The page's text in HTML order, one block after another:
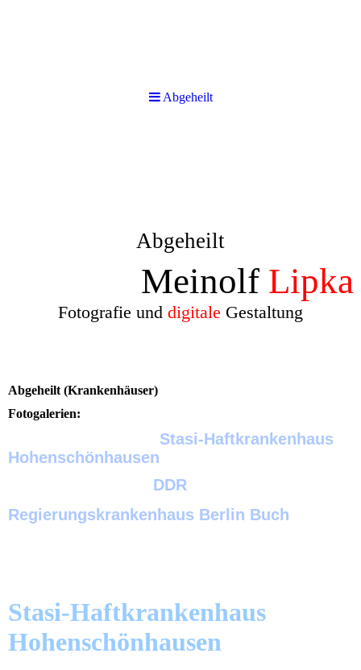
Abgeheilt
Meinolf Lipka
Fotografie und digitale Gestaltung
Abgeheilt (Krankenhäuser)
Fotogalerien:
Stasi-Haftkrankenhaus
Hohenschönhausen
DDR
Regierungskrankenhaus Berlin Buch
Stasi-Haftkrankenhaus
Hohenschönhausen
Abgeheilt